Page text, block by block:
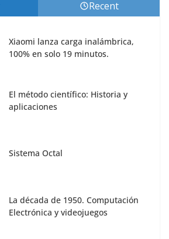
Recent
Xiaomi lanza carga inalámbrica,
100% en solo 19 minutos.
El método científico: Historia y
aplicaciones
Sistema Octal
La década de 1950. Computación
Electrónica y videojuegos